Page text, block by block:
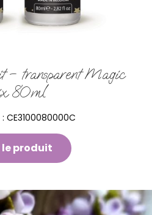
transparent Magic
80ml
CE3100080000C
le produit